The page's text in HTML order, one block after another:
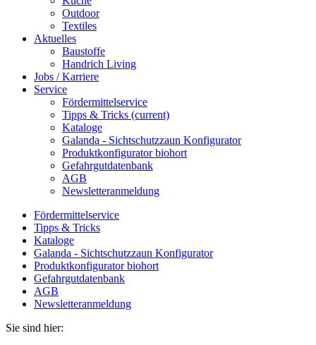
Outdoor
Textiles
Aktuelles
Baustoffe
Handrich Living
Jobs / Karriere
Service
Fördermittelservice
Tipps & Tricks (current)
Kataloge
Galanda - Sichtschutzzaun Konfigurator
Produktkonfigurator biohort
Gefahrgutdatenbank
AGB
Newsletteranmeldung
Fördermittelservice
Tipps & Tricks
Kataloge
Galanda - Sichtschutzzaun Konfigurator
Produktkonfigurator biohort
Gefahrgutdatenbank
AGB
Newsletteranmeldung
Sie sind hier: